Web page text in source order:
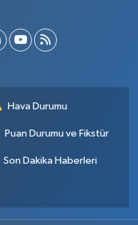
Hava Durumu
Puan Durumu ve Fikstür
Son Dakika Haberleri